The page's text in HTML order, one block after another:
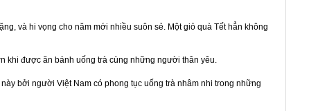
và hi vọng cho năm mới nhiều suôn sẻ. Một giỏ quà Tết hẳn không
khi được ăn bánh uống trà cùng những người thân yêu.
bởi người Việt Nam có phong tục uống trà nhâm nhi trong những